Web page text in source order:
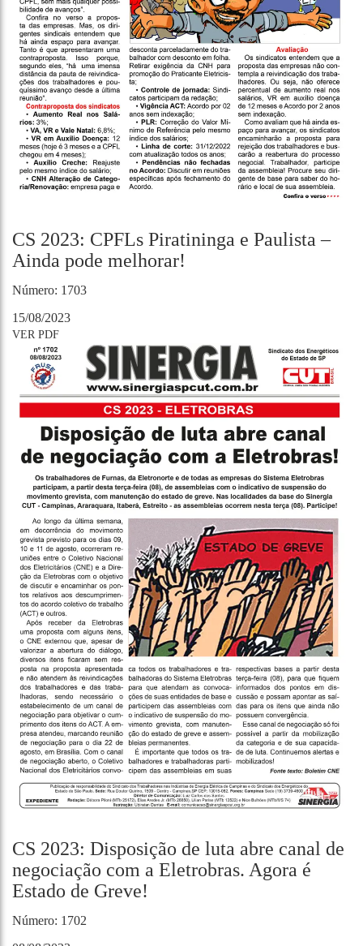
CS 2023: CPFLs Piratininga e Paulista –
Ainda pode melhorar!
Número: 1703
15/08/2023
VER PDF
CS 2023: Disposição de luta abre canal de
negociação com a Eletrobras. Agora é
Estado de Greve!
Número: 1702